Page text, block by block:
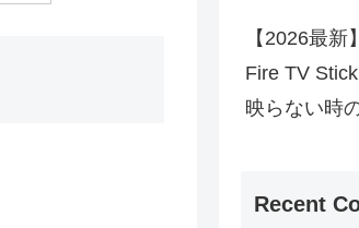
【2026最
Fire TV
映らない時
Recent